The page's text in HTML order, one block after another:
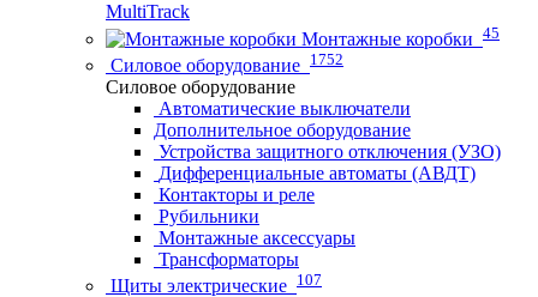
MultiTrack
Монтажные коробки 45
Силовое оборудование 1752
Силовое оборудование
Автоматические выключатели
Дополнительное оборудование
Устройства защитного отключения (УЗО)
Дифференциальные автоматы (АВДТ)
Контакторы и реле
Рубильники
Монтажные аксессуары
Трансформаторы
Щиты электрические 107